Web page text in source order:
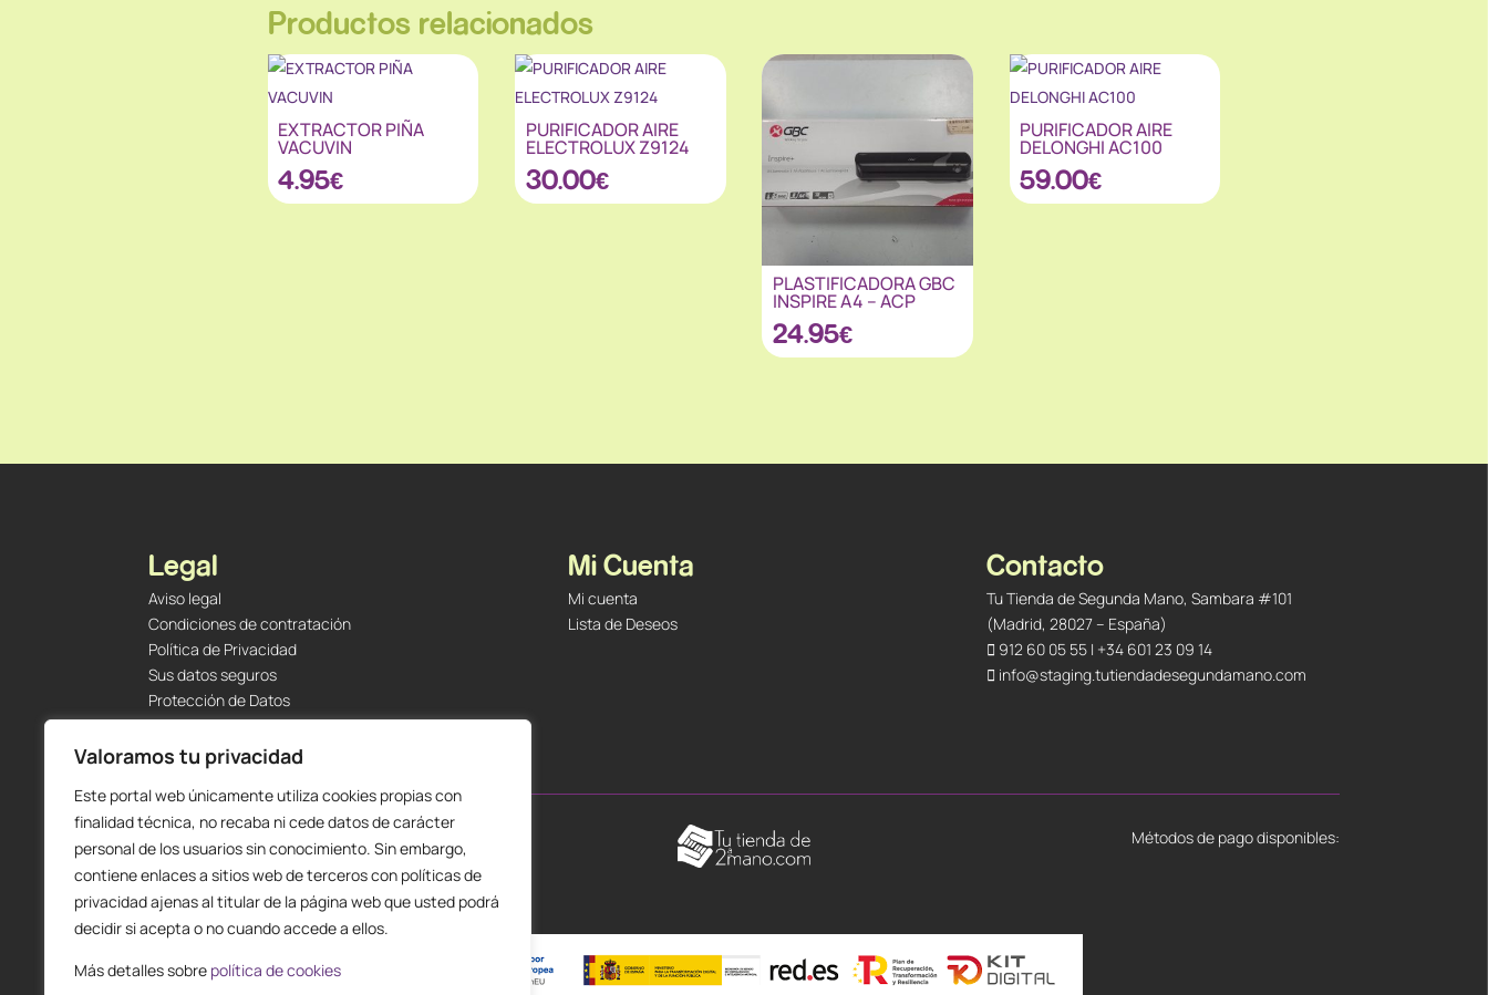
Valoramos tu privacidad
Este portal web únicamente utiliza cookies propias con
finalidad técnica, no recaba ni cede datos de carácter
personal de los usuarios sin conocimiento. Sin embargo,
contiene enlaces a sitios web de terceros con políticas de
privacidad ajenas al titular de la página web que usted podrá
decidir si acepta o no cuando accede a ellos.
Más detalles sobre política de cookies
Productos relacionados
EXTRACTOR PIÑA
VACUVIN
4.95€
PURIFICADOR AIRE
ELECTROLUX Z9124
30.00€
PLASTIFICADORA GBC
INSPIRE A4 – ACP
24.95€
PURIFICADOR AIRE
DELONGHI AC100
59.00€
Legal
Aviso legal
Condiciones de contratación
Política de Privacidad
Sus datos seguros
Protección de Datos
Política de Cookies
Envíos y Devoluciones
Mi Cuenta
Mi cuenta
Lista de Deseos
Contacto
Tu Tienda de Segunda Mano, Sambara #101
(Madrid, 28027 – España)
912 60 05 55| +34 601 23 09 14
info@staging.tutiendadesegundamano.com
Métodos de pago disponibles: